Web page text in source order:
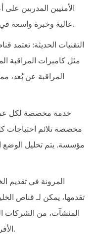
الأمنيين المدربين
عالية وخبرة واسعة في التعامل مع مختلف الظروف الأمنية.
التقنيات الحديثة: تعتمد
مثل كاميرات المراقبة
المراقبة عن بُعد،
خدمة مخصصة لكل
مخصصة تلائم احتياجات
مؤسسة. يتم تحليل الوضع
المرونة في تقديم
تقدمها، يمكن لـ قناص
المنشآت، من الشركات
الأفراد الذين يحتاجون إلى حماية شخصية.